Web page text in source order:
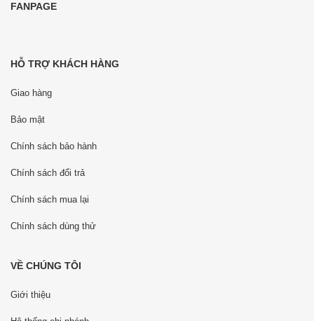
FANPAGE
HỖ TRỢ KHÁCH HÀNG
Giao hàng
Bảo mật
Chính sách bảo hành
Chính sách đổi trả
Chính sách mua lại
Chính sách dùng thử
VỀ CHÚNG TÔI
Giới thiệu